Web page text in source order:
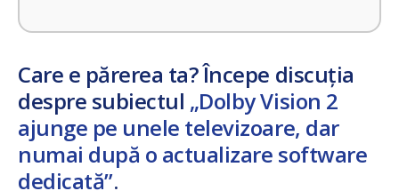
Care e părerea ta? Începe discuția
despre subiectul „Dolby Vision 2
ajunge pe unele televizoare, dar
numai după o actualizare software
dedicată”.